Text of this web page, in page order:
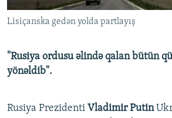
AZADLIQRADIOSU MOBIL TELEFONUNUZDA
BIZIMLƏ ƏLAQƏ
RFE/RL-in bütün saytları
Lisiçanska gedən yolda partlayış
"Rusiya ordusu əlində qalan bütün
yönəldib".
Rusiya Prezidenti Vladimir Putin